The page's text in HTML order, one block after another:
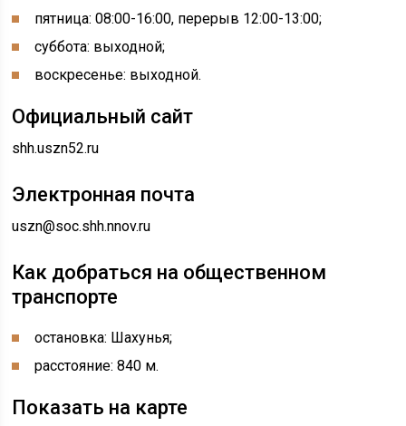
пятница: 08:00-16:00, перерыв 12:00-13:00;
суббота: выходной;
воскресенье: выходной.
Официальный сайт
shh.uszn52.ru
Электронная почта
uszn@soc.shh.nnov.ru
Как добраться на общественном
транспорте
остановка: Шахунья;
расстояние: 840 м.
Показать на карте